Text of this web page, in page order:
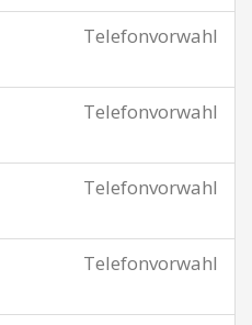
Telefonvorwahl
Telefonvorwahl
Telefonvorwahl
Telefonvorwahl